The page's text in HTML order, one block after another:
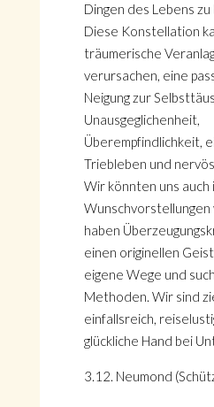
Dingen des Lebens
Diese Konstellation
träumerische
verursachen, eine
Neigung zur
Unausgeglichenheit,
Überempfindlichkeit,
Triebleben und
Wir könnten uns auch
haben
einen originellen
eigene Wege und
Methoden. Wir sind
einfallsreich,
glückliche Hand bei
3.12. Neumond